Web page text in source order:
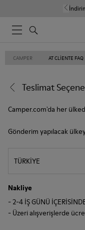
CAMPER AT CLIENTE FAQ
Teslimat
Camper.com'da her
Gönderim yapılacak
TÜRKİYE
Nakliye
- 2-4 İŞ GÜNÜ
- Üzeri alışverişlerde